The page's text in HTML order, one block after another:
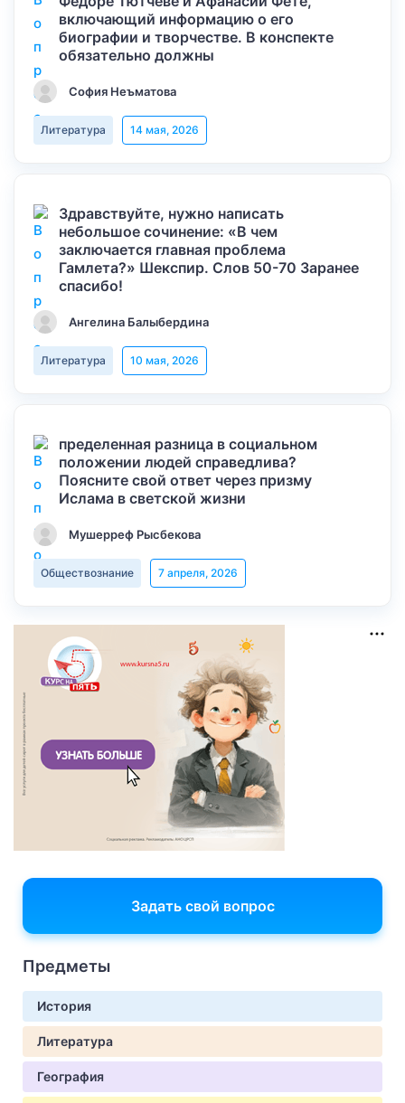
включающий информацию о его
биографии и творчестве. В конспекте
обязательно должны
София Неъматова
Литература 14 мая, 2026
Здравствуйте, нужно написать
небольшое сочинение: «В чем
заключается главная проблема
Гамлета?» Шекспир. Слов 50-70 Заранее
спасибо!
Ангелина Балыбердина
Литература 10 мая, 2026
пределенная разница в социальном
положении людей справедлива?
Поясните свой ответ через призму
Ислама в светской жизни
Мушерреф Рысбекова
Обществознание 7 апреля, 2026
Задать свой вопрос
Предметы
История
Литература
География